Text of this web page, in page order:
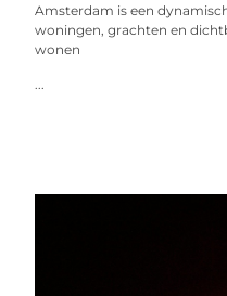
Amsterdam is een
woningen, grachten en
wonen
...